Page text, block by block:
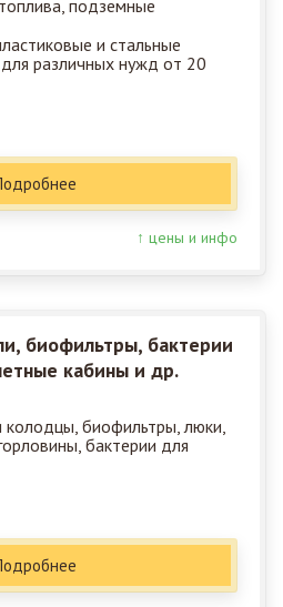
и стальные
различных нужд от 20
↑ цены и инфо
биофильтры, бактерии
кабины и др.
биофильтры, люки,
бактерии для